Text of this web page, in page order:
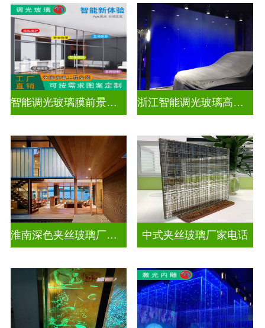
智能调光玻璃膜前景如何 浙江智能调光玻璃高隔间拆装
淮南深色夹丝玻璃厂家地址 中式夹丝玻璃厂家电话